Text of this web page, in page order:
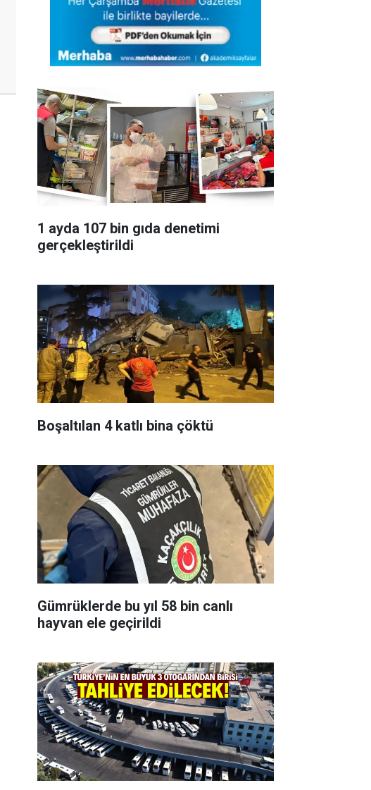
1 ayda 107 bin gıda denetimi
gerçekleştirildi
Boşaltılan 4 katlı bina çöktü
Gümrüklerde bu yıl 58 bin canlı
hayvan ele geçirildi